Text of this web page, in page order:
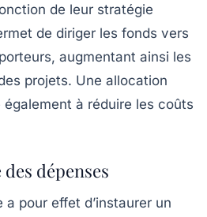
de leur stratégie
de diriger les fonds vers
augmentant ainsi les
projets. Une allocation
à réduire les coûts
dépenses
pour effet d’instaurer un